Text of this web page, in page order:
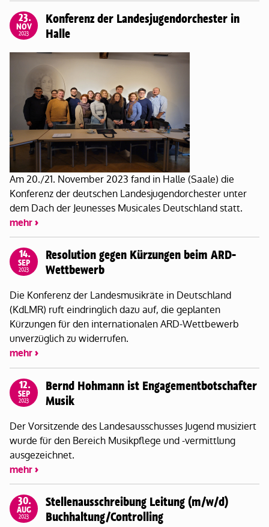
23.
NOV
2023
Konferenz der Landesjugendorchester in
Halle
Am 20./21. November 2023 fand in Halle (Saale) die
Konferenz der deutschen Landesjugendorchester unter
dem Dach der Jeunesses Musicales Deutschland statt.
mehr
14.
SEP
2023
Resolution gegen Kürzungen beim ARD-
Wettbewerb
Die Konferenz der Landesmusikräte in Deutschland
(KdLMR) ruft eindringlich dazu auf, die geplanten
Kürzungen für den internationalen ARD-Wettbewerb
unverzüglich zu widerrufen.
mehr
12.
SEP
2023
Bernd Hohmann ist Engagementbotschafter
Musik
Der Vorsitzende des Landesausschusses Jugend musiziert
wurde für den Bereich Musikpflege und -vermittlung
ausgezeichnet.
mehr
30.
AUG
2023
Stellenausschreibung Leitung (m/w/d)
Buchhaltung/Controlling